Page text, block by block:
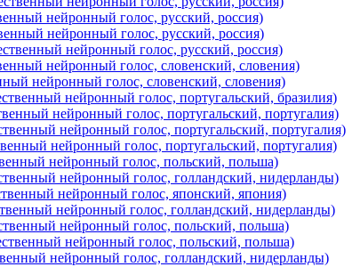
нейронный голос, русский, россия)
нейронный голос, русский, россия)
нейронный голос, русский, россия)
нейронный голос, словенский, словения)
нейронный голос, словенский, словения)
нейронный голос, португальский, бразилия)
нейронный голос, португальский, португалия)
нейронный голос, португальский, португалия)
нейронный голос, португальский, португалия)
нейронный голос, польский, польша)
нейронный голос, голландский, нидерланды)
нейронный голос, японский, япония)
нейронный голос, голландский, нидерланды)
нейронный голос, польский, польша)
нейронный голос, польский, польша)
нейронный голос, голландский, нидерланды)